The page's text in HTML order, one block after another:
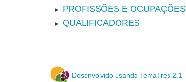
► PROFISSÕES E OCUPAÇÕES
► QUALIFICADORES
Desenvolvido usando TemaTres 2.1